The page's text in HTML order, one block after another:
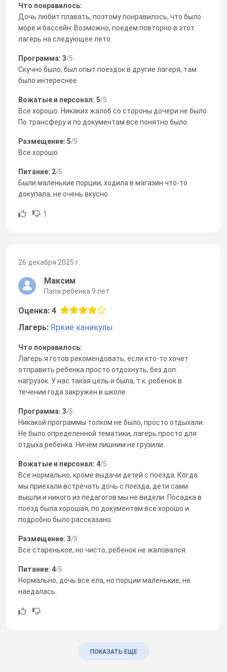
Что понравилось:
Дочь любит плавать, поэтому понравилось, что было
море и бассейн. Возможно, поедем повторно в этот
лагерь на следующее лето.
Программа: 3/5
Скучно было, был опыт поездок в другие лагеря, там
было интереснее.
Вожатые и персонал: 5/5
Все хорошо. Никаких жалоб со стороны дочери не было.
По трансферу и по документам все понятно было.
Размещение: 5/5
Все хорошо
Питание: 2/5
Были маленькие порции, ходила в магазин что-то
докупала, не очень вкусно.
1
26 декабря 2025 г.
Максим
Папа ребенка 9 лет
Оценка: 4
Лагерь: Яркие каникулы
Что понравилось:
Лагерь я готов рекомендовать, если кто-то хочет
отправить ребенка просто отдохнуть, без доп.
нагрузок. У нас такая цель и была, т.к. ребенок в
течении года закружен в школе.
Программа: 3/5
Никакой программы толком не было, просто отдыхали.
Не было определенной тематики, лагерь просто для
отдыха ребенка. Ничем лишним не грузили.
Вожатые и персонал: 4/5
Все нормально, кроме выдачи детей с поезда. Когда
мы приехали встречать дочь с поезда, дети сами
вышли и никого из педагогов мы не видели. Посадка в
поезд была хорошая, по документам все хорошо и
подробно было рассказано.
Размещение: 3/5
Все старенькое, но чисто, ребенок не жаловался.
Питание: 4/5
Нормально, дочь все ела, но порции маленькие, не
наедалась.
ПОКАЗАТЬ ЕЩЕ